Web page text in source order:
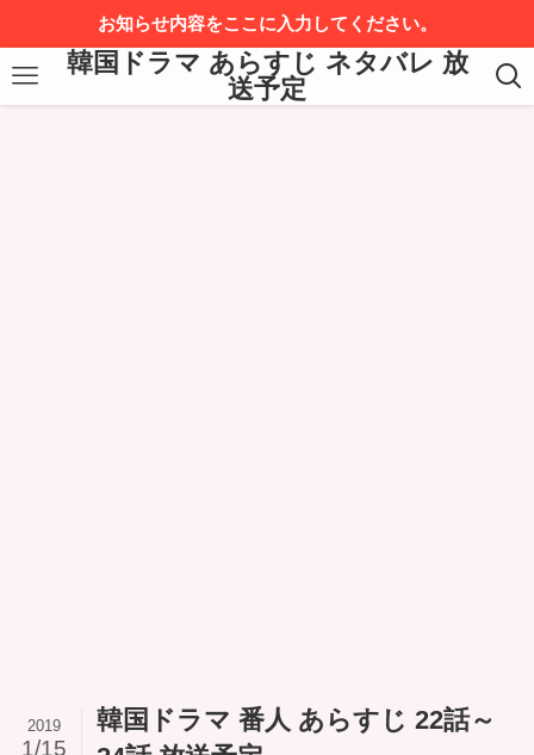
お知らせ内容をここに入力してください。
韓国ドラマ あらすじ ネタバレ 放
送予定
韓国ドラマ 番人 あらすじ 22話～
2019
1/15